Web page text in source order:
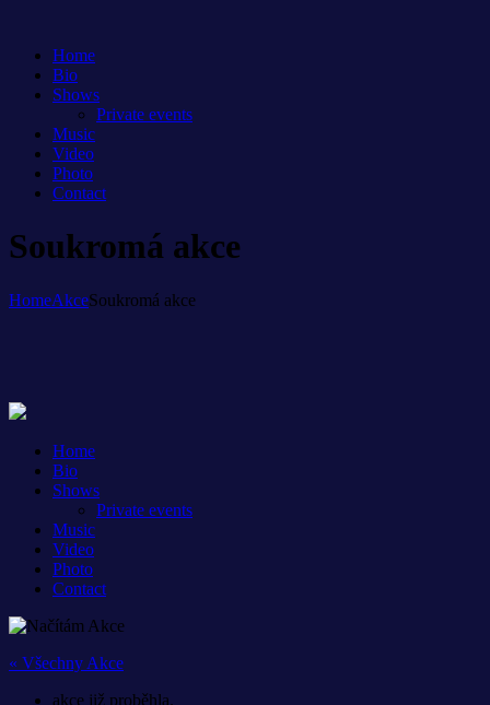
Home
Bio
Shows
Private events
Music
Video
Photo
Contact
Soukromá akce
HomeAkceSoukromá akce
Home
Bio
Shows
Private events
Music
Video
Photo
Contact
« Všechny Akce
akce již proběhla.